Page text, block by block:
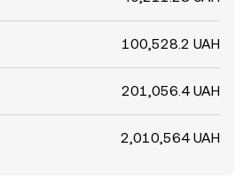
100,528.2 UAH
201,056.4 UAH
2,010,564 UAH